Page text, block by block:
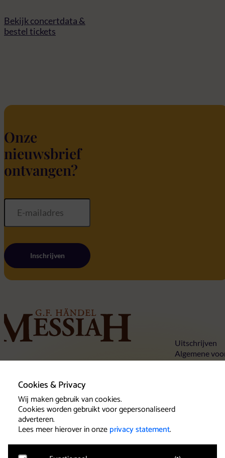
Cookies & Privacy
Wij maken gebruik van cookies.
Cookies worden gebruikt voor gepersonaliseerd
adverteren.
Lees meer hierover in onzeprivacy statement.
Bekijk concertdata &
bestel tickets
Onze
nieuwsbrief
ontvangen?
Inschrijven
Home
Over Händels Messiah
Contact
Klantenservice
Uitschrijven
Algemene
Privacy